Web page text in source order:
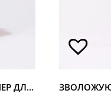
ЗВОЛОЖУЮЧИЙ КОНДИЦІОНЕР ДЛЯ ДОДАННЯ ОБ'ЄМУ PUFF.ME